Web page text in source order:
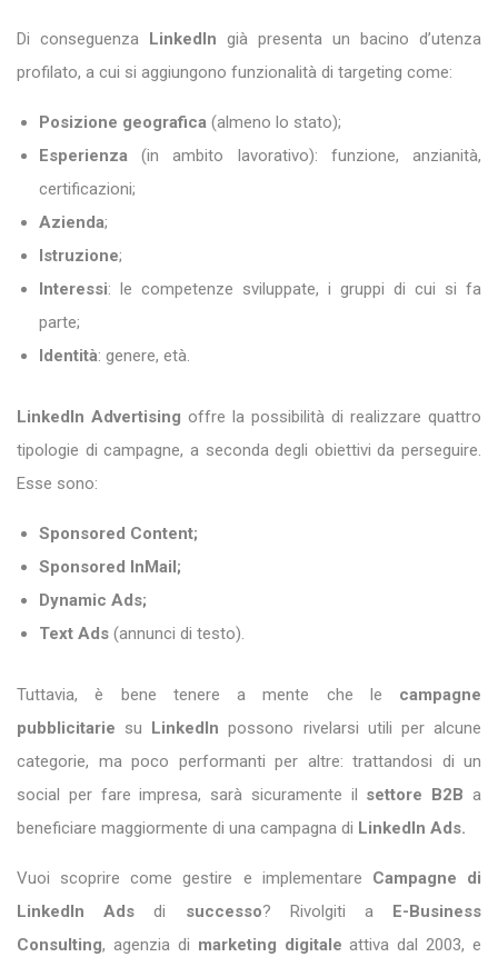
Di conseguenza LinkedIn già presenta un bacino d’utenza
profilato, a cui si aggiungono funzionalità di targeting come:
Posizione geografica (almeno lo stato);
Esperienza (in ambito lavorativo): funzione, anzianità,
certificazioni;
Azienda;
Istruzione;
Interessi: le competenze sviluppate, i gruppi di cui si fa
parte;
Identità: genere, età.
LinkedIn Advertising offre la possibilità di realizzare quattro
tipologie di campagne, a seconda degli obiettivi da perseguire.
Esse sono:
Sponsored Content;
Sponsored InMail;
Dynamic Ads;
Text Ads (annunci di testo).
Tuttavia, è bene tenere a mente che le campagne
pubblicitarie su LinkedIn possono rivelarsi utili per alcune
categorie, ma poco performanti per altre: trattandosi di un
social per fare impresa, sarà sicuramente il settore B2B a
beneficiare maggiormente di una campagna di LinkedIn Ads.
Vuoi scoprire come gestire e implementare Campagne di
LinkedIn Adsdi successo? Rivolgiti a E-Business
Consulting, agenzia di marketing digitale attiva dal 2003, e